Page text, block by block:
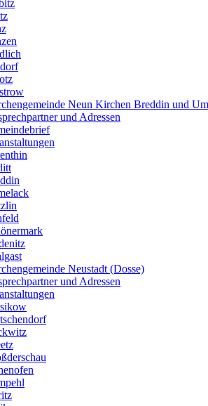
Neun Kirchen Breddin und
und Adressen
Neustadt (Dosse)
und Adressen